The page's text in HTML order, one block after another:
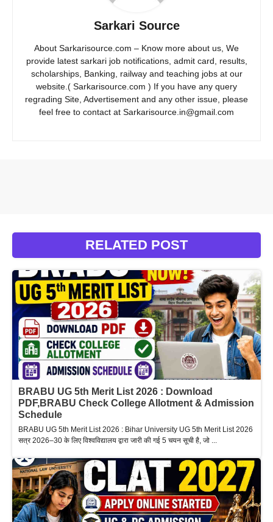
Sarkari Source
About Sarkarisource.com – Know more about us, We
provide latest sarkari job notifications, admit card, results,
scholarships, Banking, railway and teaching jobs at our
website.( Sarkarisource.com ) If you have any query
regrading Site, Advertisement and any other issue, please
feel free to contact at Sarkarisource.in@gmail.com
RELATED POST
BRABU UG 5th Merit List 2026 : Download
PDF,BRABU Check College Allotment & Admission
Schedule
BRABU UG 5th Merit List 2026 : Bihar University UG 5th Merit List 2026
सत्र 2026–30 के लिए विश्वविद्यालय द्वारा जारी की गई 5 चयन सूची है, जो ...